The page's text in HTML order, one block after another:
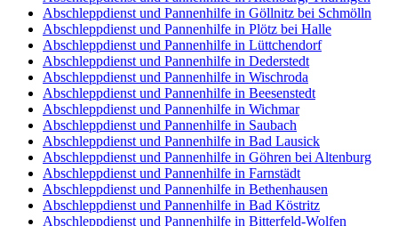
Abschleppdienst und Pannenhilfe in Göllnitz bei Schmölln
Abschleppdienst und Pannenhilfe in Plötz bei Halle
Abschleppdienst und Pannenhilfe in Lüttchendorf
Abschleppdienst und Pannenhilfe in Dederstedt
Abschleppdienst und Pannenhilfe in Wischroda
Abschleppdienst und Pannenhilfe in Beesenstedt
Abschleppdienst und Pannenhilfe in Wichmar
Abschleppdienst und Pannenhilfe in Saubach
Abschleppdienst und Pannenhilfe in Bad Lausick
Abschleppdienst und Pannenhilfe in Göhren bei Altenburg
Abschleppdienst und Pannenhilfe in Farnstädt
Abschleppdienst und Pannenhilfe in Bethenhausen
Abschleppdienst und Pannenhilfe in Bad Köstritz
Abschleppdienst und Pannenhilfe in Bitterfeld-Wolfen